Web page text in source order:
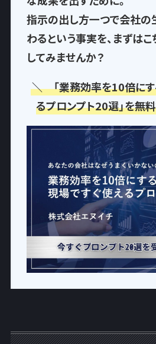
指示の出し方一つで会社の
わるという事実を、まずは
してみませんか？
＼ 「業務効率を10倍にす
るプロンプト20選」を